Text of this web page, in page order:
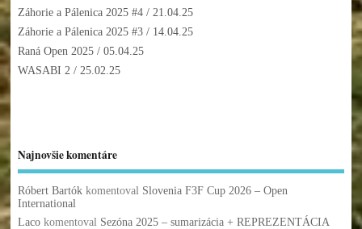
Záhorie a Pálenica 2025 #4/ 21.04.25
Záhorie a Pálenica 2025 #3/ 14.04.25
Raná Open 2025/ 05.04.25
WASABI 2 / 25.02.25
Najnovšie komentáre
Róbert Bartókkomentoval Slovenia F3F Cup 2026 – Open
International
Lacokomentoval Sezóna 2025 – sumarizácia + REPREZENTÁCIA